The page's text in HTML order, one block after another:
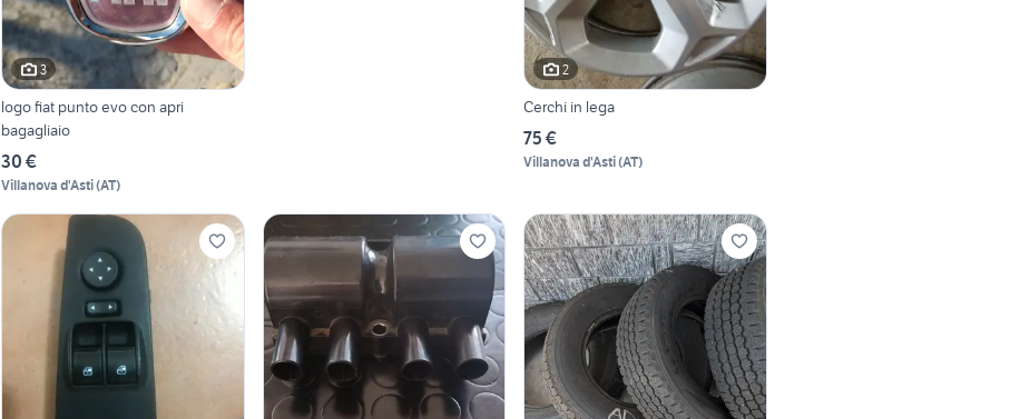
3
logo fiat punto evo con apri
bagagliaio
30 €
Villanova d'Asti(AT)
2
Cerchi in lega
75 €
Villanova d'Asti(AT)